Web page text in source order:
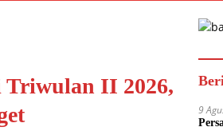
Triwulan II 2026,
9